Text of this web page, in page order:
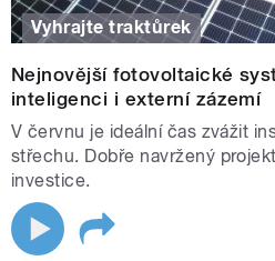
Vyhrajte traktůrek
Nejnovější fotovoltaické
inteligenci i externí zázemí
V červnu je ideální čas zvážit
střechu. Dobře navržený
investice.